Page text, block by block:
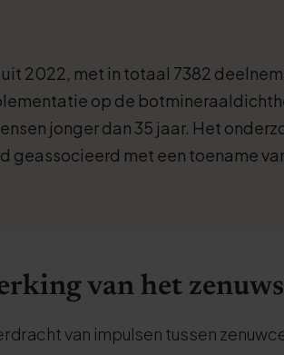
uit 2022, met in totaal 7382
op de
jonger dan 35 jaar. Het
geassocieerd met een toename
van het
van impulsen tussen